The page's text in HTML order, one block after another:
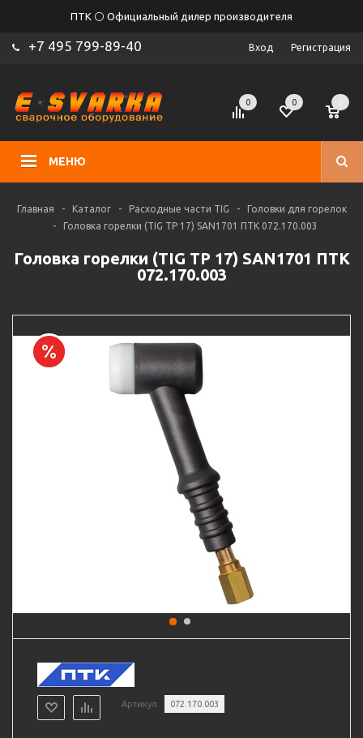
ПТК ⚪ Официальный дилер производителя
+7 495 799-89-40 Вход Регистрация
МЕНЮ
0 0
Главная - Каталог - Расходные части TIG -
Головки для горелок
-
Головка горелки (TIG TP 17) SAN1701 ПТК 072.170.003
Головка горелки (TIG TP 17) SAN1701 ПТК
072.170.003
Артикул 072.170.003